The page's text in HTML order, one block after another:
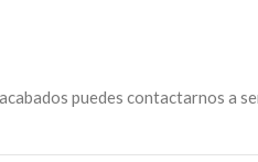
puedes contactarnos a